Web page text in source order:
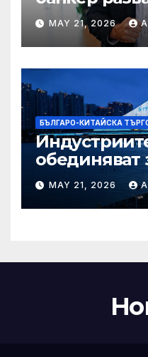
надеждите
Болсонаро
Бразилия
MAY 21, 2026
БЪЛГАРО-КИТАЙСКА
обединяват
културния и
MAY 21, 2026